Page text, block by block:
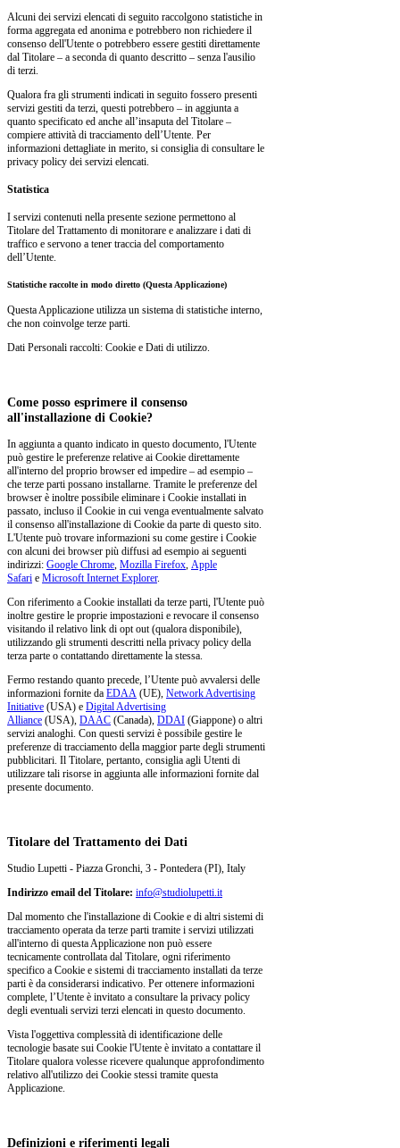
Alcuni dei servizi elencati di seguito raccolgono statistiche in
forma aggregata ed anonima e potrebbero non richiedere il
consenso dell'Utente o potrebbero essere gestiti direttamente
dal Titolare – a seconda di quanto descritto – senza l'ausilio
di terzi.
Qualora fra gli strumenti indicati in seguito fossero presenti
servizi gestiti da terzi, questi potrebbero – in aggiunta a
quanto specificato ed anche all’insaputa del Titolare –
compiere attività di tracciamento dell’Utente. Per
informazioni dettagliate in merito, si consiglia di consultare le
privacy policy dei servizi elencati.
Statistica
I servizi contenuti nella presente sezione permettono al
Titolare del Trattamento di monitorare e analizzare i dati di
traffico e servono a tener traccia del comportamento
dell’Utente.
Statistiche raccolte in modo diretto (Questa Applicazione)
Questa Applicazione utilizza un sistema di statistiche interno,
che non coinvolge terze parti.
Dati Personali raccolti: Cookie e Dati di utilizzo.
Come posso esprimere il consenso
all'installazione di Cookie?
In aggiunta a quanto indicato in questo documento, l'Utente
può gestire le preferenze relative ai Cookie direttamente
all'interno del proprio browser ed impedire – ad esempio –
che terze parti possano installarne. Tramite le preferenze del
browser è inoltre possibile eliminare i Cookie installati in
passato, incluso il Cookie in cui venga eventualmente salvato
il consenso all'installazione di Cookie da parte di questo sito.
L'Utente può trovare informazioni su come gestire i Cookie
con alcuni dei browser più diffusi ad esempio ai seguenti
indirizzi: Google Chrome, Mozilla Firefox, Apple
Safari e Microsoft Internet Explorer.
Con riferimento a Cookie installati da terze parti, l'Utente può
inoltre gestire le proprie impostazioni e revocare il consenso
visitando il relativo link di opt out (qualora disponibile),
utilizzando gli strumenti descritti nella privacy policy della
terza parte o contattando direttamente la stessa.
Fermo restando quanto precede, l’Utente può avvalersi delle
informazioni fornite da EDAA (UE), Network Advertising
Initiative (USA) e Digital Advertising
Alliance (USA), DAAC (Canada), DDAI (Giappone) o altri
servizi analoghi. Con questi servizi è possibile gestire le
preferenze di tracciamento della maggior parte degli strumenti
pubblicitari. Il Titolare, pertanto, consiglia agli Utenti di
utilizzare tali risorse in aggiunta alle informazioni fornite dal
presente documento.
Titolare del Trattamento dei Dati
Studio Lupetti - Piazza Gronchi, 3 - Pontedera (PI), Italy
Indirizzo email del Titolare: info@studiolupetti.it
Dal momento che l'installazione di Cookie e di altri sistemi di
tracciamento operata da terze parti tramite i servizi utilizzati
all'interno di questa Applicazione non può essere
tecnicamente controllata dal Titolare, ogni riferimento
specifico a Cookie e sistemi di tracciamento installati da terze
parti è da considerarsi indicativo. Per ottenere informazioni
complete, l’Utente è invitato a consultare la privacy policy
degli eventuali servizi terzi elencati in questo documento.
Vista l'oggettiva complessità di identificazione delle
tecnologie basate sui Cookie l'Utente è invitato a contattare il
Titolare qualora volesse ricevere qualunque approfondimento
relativo all'utilizzo dei Cookie stessi tramite questa
Applicazione.
Definizioni e riferimenti legali